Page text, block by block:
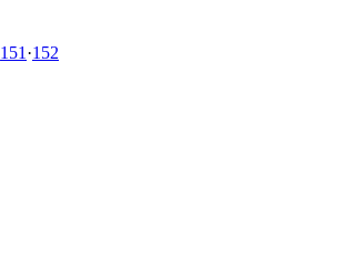
151 ·152